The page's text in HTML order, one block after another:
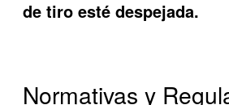
de tiro esté despejada.
Normativas y